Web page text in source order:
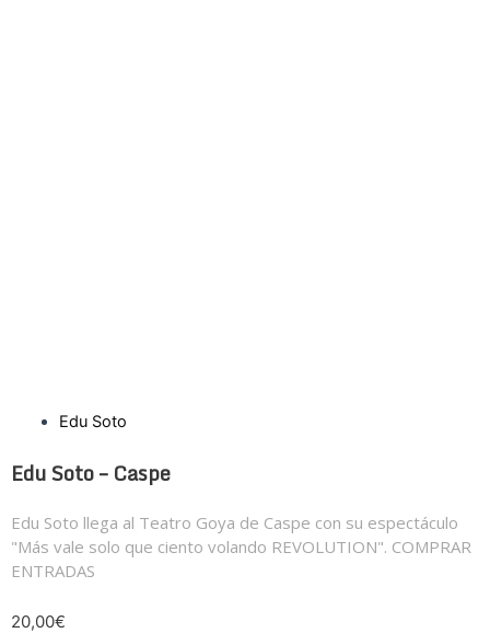
Edu Soto
Edu Soto – Caspe
Edu Soto llega al Teatro Goya de Caspe con su espectáculo
"Más vale solo que ciento volando REVOLUTION". COMPRAR
ENTRADAS
20,00€